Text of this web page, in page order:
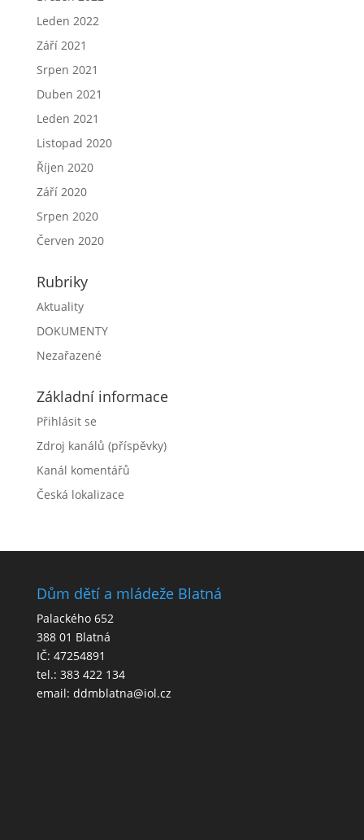
Leden 2022
Září 2021
Srpen 2021
Duben 2021
Leden 2021
Listopad 2020
Říjen 2020
Září 2020
Srpen 2020
Červen 2020
Rubriky
Aktuality
DOKUMENTY
Nezařazené
Základní informace
Přihlásit se
Zdroj kanálů (příspěvky)
Kanál komentářů
Česká lokalizace
Dům dětí a mládeže Blatná
Palackého 652
388 01 Blatná
IČ: 47254891
tel.: 383 422 134
email: ddmblatna@iol.cz